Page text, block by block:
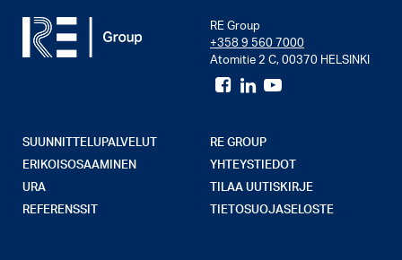
RE Group
+358 9 560 7000
Atomitie 2 C, 00370 HELSINKI
SUUNNITTELUPALVELUT
ERIKOISOSAAMINEN
URA
REFERENSSIT
RE GROUP
YHTEYSTIEDOT
TILAA UUTISKIRJE
TIETOSUOJASELOSTE